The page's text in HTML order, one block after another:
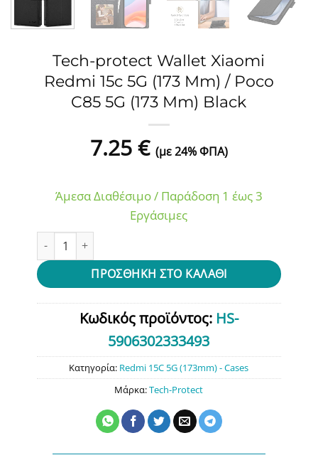
Tech-protect Wallet Xiaomi
Redmi 15c 5G (173 Mm) / Poco
C85 5G (173 Mm) Black
7.25€ (με 24% ΦΠΑ)
Άμεσα Διαθέσιμο / Παράδοση 1 έως 3
Εργάσιμες
Tech-protect Wallet Xiaomi Redmi 15c 5G (173 Mm) / Poco
ΠΡΟΣΘΉΚΗ ΣΤΟ ΚΑΛΆΘΙ
Κωδικός προϊόντος: HS-
5906302333493
Κατηγορία: Redmi 15C 5G (173mm) - Cases
Μάρκα:Tech-Protect